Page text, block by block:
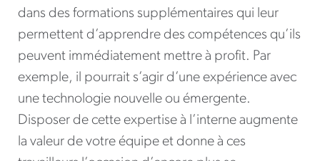
dans des formations supplémentaires qui leur
permettent d’apprendre des compétences qu’ils
peuvent immédiatement mettre à profit. Par
exemple, il pourrait s’agir d’une expérience avec
une technologie nouvelle ou émergente.
Disposer de cette expertise à l’interne augmente
la valeur de votre équipe et donne à ces